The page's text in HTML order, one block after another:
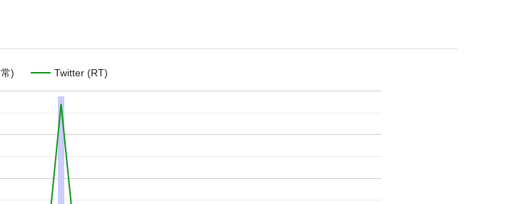
) Twitter (RT)